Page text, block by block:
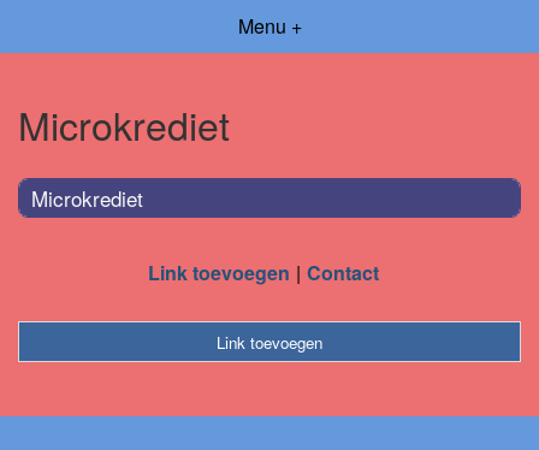
Menu +
Microkrediet
Microkrediet
Link toevoegen Contact
Link toevoegen